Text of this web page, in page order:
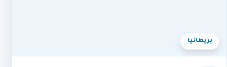
بريطانيا